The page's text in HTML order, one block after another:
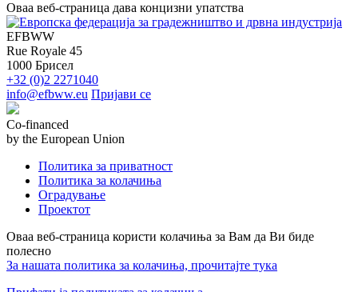
Оваа веб-страница дава концизни упатства
EFBWW
Rue Royale 45
1000 Брисел
+32 (0)2 2271040
info@efbww.eu Пријави се
Co-financed
by the European Union
Политика за приватност
Политика за колачиња
Оградување
Проектот
Оваа веб-страница користи колачиња за Вам да Ви биде
полесно
За нашата политика за колачиња, прочитајте тука